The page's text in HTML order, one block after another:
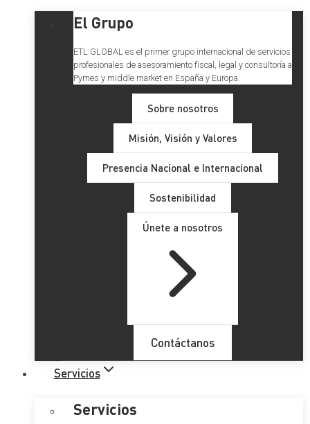
El Grupo
ETL GLOBAL es el primer grupo internacional de servicios
profesionales de asesoramiento fiscal, legal y consultoría a
Pymes y middle market en España y Europa.
Sobre nosotros
Misión, Visión y Valores
Presencia Nacional e Internacional
Sostenibilidad
Únete a nosotros
Contáctanos
Servicios
Servicios